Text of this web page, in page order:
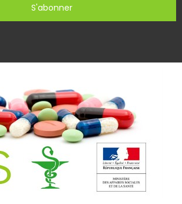
S'abonner